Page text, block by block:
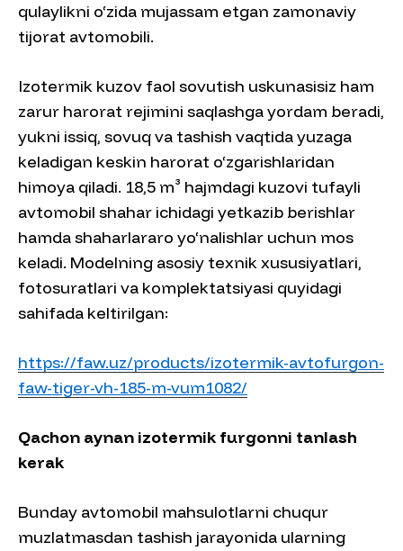
qulaylikni o‘zida mujassam etgan zamonaviy
tijorat avtomobili.
Izotermik kuzov faol sovutish uskunasisiz ham
zarur harorat rejimini saqlashga yordam beradi,
yukni issiq, sovuq va tashish vaqtida yuzaga
keladigan keskin harorat o‘zgarishlaridan
himoya qiladi. 18,5 m³ hajmdagi kuzovi tufayli
avtomobil shahar ichidagi yetkazib berishlar
hamda shaharlararo yo‘nalishlar uchun mos
keladi. Modelning asosiy texnik xususiyatlari,
fotosuratlari va komplektatsiyasi quyidagi
sahifada keltirilgan:
https://faw.uz/products/izotermik-avtofurgon-
faw-tiger-vh-185-m-vum1082/
Qachon aynan izotermik furgonni tanlash
kerak
Bunday avtomobil mahsulotlarni chuqur
muzlatmasdan tashish jarayonida ularning